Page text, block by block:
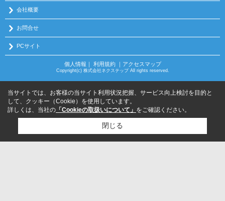
会社概要
お問合せ
PCサイト
個人情報 ｜ 利用規約｜ アクセスマップ
Copyright(c) 株式会社ネクステップ All rights reserved.
当サイトでは、お客様の当サイト利用状況把握、サービス向上検討を目的と
して、クッキー（Cookie）を使用しています。
詳しくは、当社の 「Cookieの取扱いについて」 をご確認ください。
閉じる